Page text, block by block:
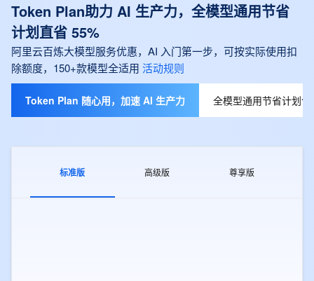
Token Plan助力 AI 生产力，全模型通用节省
计划直省 55%
阿里云百炼大模型服务优惠，AI 入门第一步，可按实际使用扣
除额度，150+款模型全适用 活动规则
Token Plan 随心用，加速 AI 生产力 全模型通用节省计划
标准版 高级版 尊享版